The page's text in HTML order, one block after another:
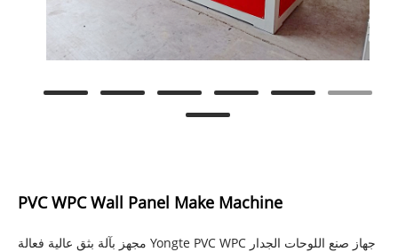
PVC WPC Wall Panel Make Machine
جهاز صنع اللوحات الجدار Yongte PVC WPC مجهز بآلة بثق عالية فعالة